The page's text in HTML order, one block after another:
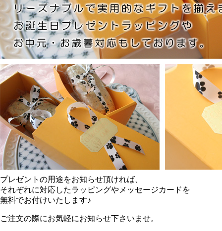
プレゼントの用途をお知らせ頂ければ、
それぞれに対応したラッピングやメッセージカードを
無料でお付けいたします♪
ご注文の際にお気軽にお知らせ下さいませ。